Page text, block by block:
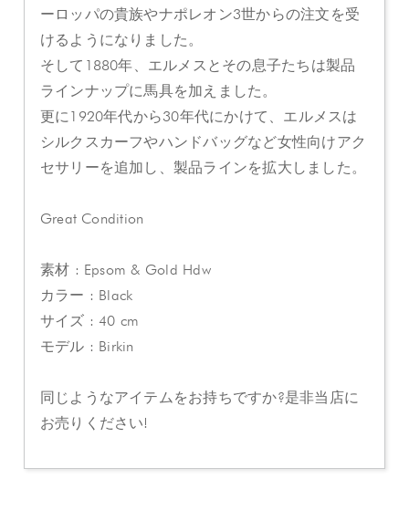
ーロッパの貴族やナポレオン3世からの注文を受
けるようになりました。
そして1880年、エルメスとその息子たちは製品
ラインナップに馬具を加えました。
更に1920年代から30年代にかけて、エルメスは
シルクスカーフやハンドバッグなど女性向けアク
セサリーを追加し、製品ラインを拡大しました。
Great Condition
素材 : Epsom & Gold Hdw
カラー : Black
サイズ : 40 cm
モデル : Birkin
同じようなアイテムをお持ちですか?是非当店に
お売りください!